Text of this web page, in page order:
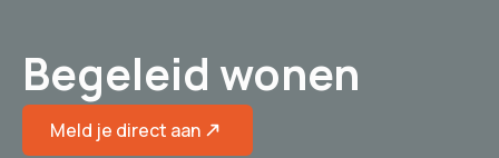
Begeleid wonen
Meld je direct aan